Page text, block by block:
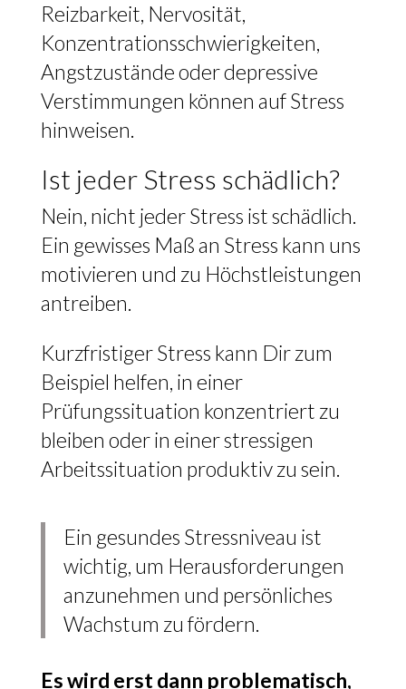
Reizbarkeit, Nervosität,
Konzentrationsschwierigkeiten,
Angstzustände oder depressive
Verstimmungen können auf Stress
hinweisen.
Ist jeder Stress schädlich?
Nein, nicht jeder Stress ist schädlich.
Ein gewisses Maß an Stress kann uns
motivieren und zu Höchstleistungen
antreiben.
Kurzfristiger Stress kann Dir zum
Beispiel helfen, in einer
Prüfungssituation konzentriert zu
bleiben oder in einer stressigen
Arbeitssituation produktiv zu sein.
Ein gesundes Stressniveau ist
wichtig, um Herausforderungen
anzunehmen und persönliches
Wachstum zu fördern.
Es wird erst dann problematisch,